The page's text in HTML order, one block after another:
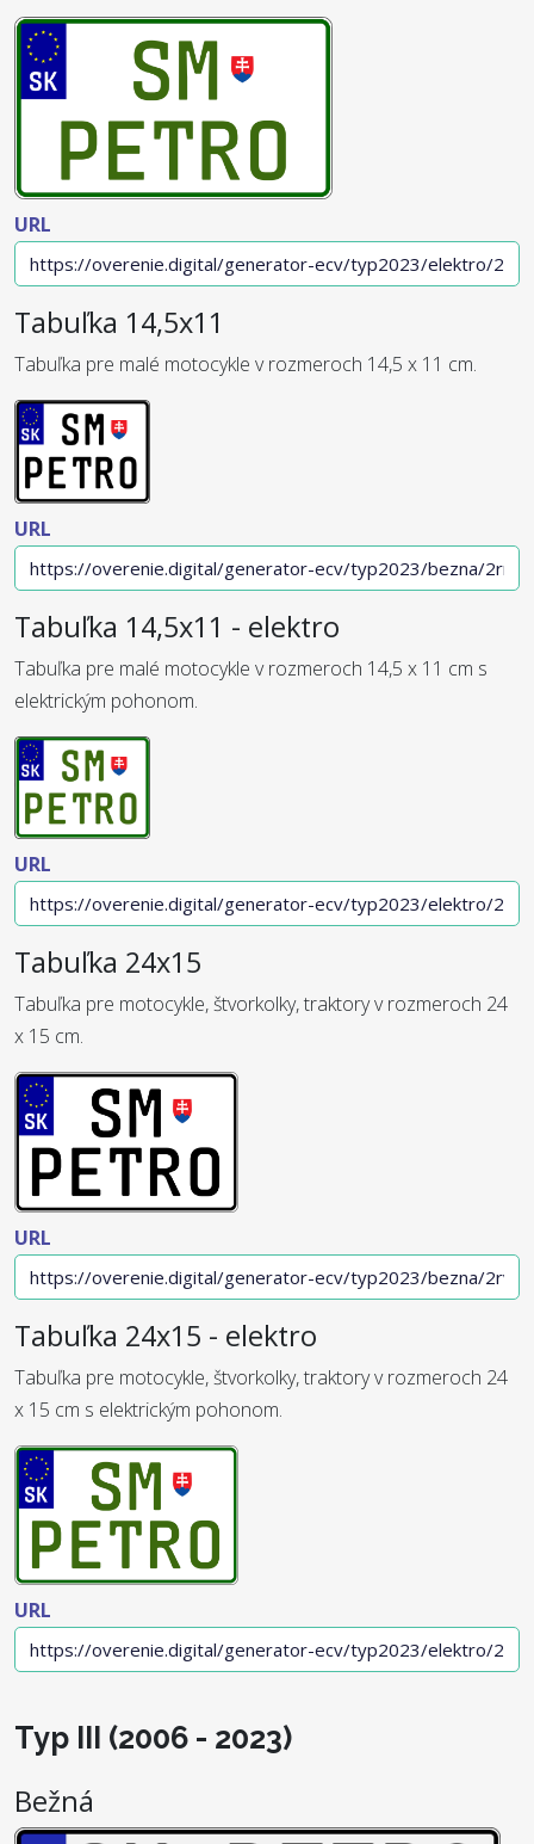
URL
Tabuľka 14,5x11
Tabuľka pre malé motocykle v rozmeroch 14,5 x 11 cm.
URL
Tabuľka 14,5x11 - elektro
Tabuľka pre malé motocykle v rozmeroch 14,5 x 11 cm s
elektrickým pohonom.
URL
Tabuľka 24x15
Tabuľka pre motocykle, štvorkolky, traktory v rozmeroch 24
x 15 cm.
URL
Tabuľka 24x15 - elektro
Tabuľka pre motocykle, štvorkolky, traktory v rozmeroch 24
x 15 cm s elektrickým pohonom.
URL
Typ III (2006 - 2023)
Bežná